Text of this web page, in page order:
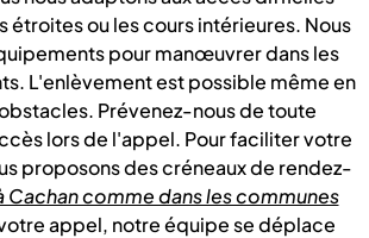
étroites ou les cours intérieures. Nous
pour manœuvrer dans les
L'enlèvement est possible même en
Prévenez-nous de toute
lors de l'appel. Pour faciliter votre
proposons des créneaux de rendez-
Cachan comme dans les communes
appel, notre équipe se déplace